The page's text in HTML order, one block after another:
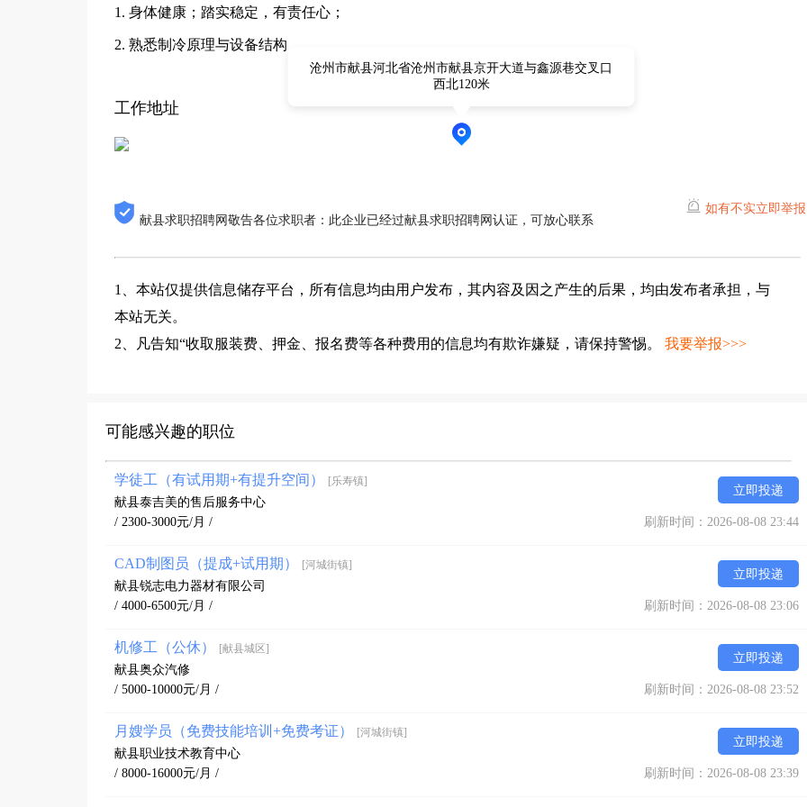
1. 身体健康；踏实稳定，有责任心；
2. 熟悉制冷原理与设备结构 。
工作地址
沧州市献县河北省沧州市献县京开大道与鑫源巷交叉口
西北120米
献县求职招聘网敬告各位求职者：此企业已经过献县求职招聘网认证，可放心联系
如有不实立即举报
1、本站仅提供信息储存平台，所有信息均由用户发布，其内容及因之产生的后果，均由发布者承担，与
本站无关。
2、凡告知“收取服装费、押金、报名费等各种费用的信息均有欺诈嫌疑，请保持警惕。 我要举报>>>
可能感兴趣的职位
学徒工（有试用期+有提升空间） [乐寿镇]
立即投递
献县泰吉美的售后服务中心
/ 2300-3000元/月 /
刷新时间：2026-08-08 23:44
CAD制图员（提成+试用期） [河城街镇]
立即投递
献县锐志电力器材有限公司
/ 4000-6500元/月 /
刷新时间：2026-08-08 23:06
机修工（公休） [献县城区]
立即投递
献县奥众汽修
/ 5000-10000元/月 /
刷新时间：2026-08-08 23:52
月嫂学员（免费技能培训+免费考证） [河城街镇]
立即投递
献县职业技术教育中心
/ 8000-16000元/月 /
刷新时间：2026-08-08 23:39